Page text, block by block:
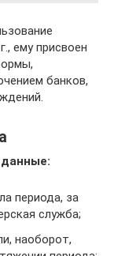
ему присвоен
банков,
периода, за
служба;
наоборот,